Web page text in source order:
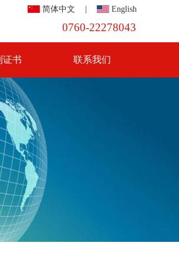
简体中文 | English
0760-22278043
证书 联系我们